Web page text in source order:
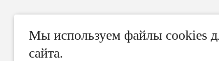
Мы используем файлы cookies
сайта.